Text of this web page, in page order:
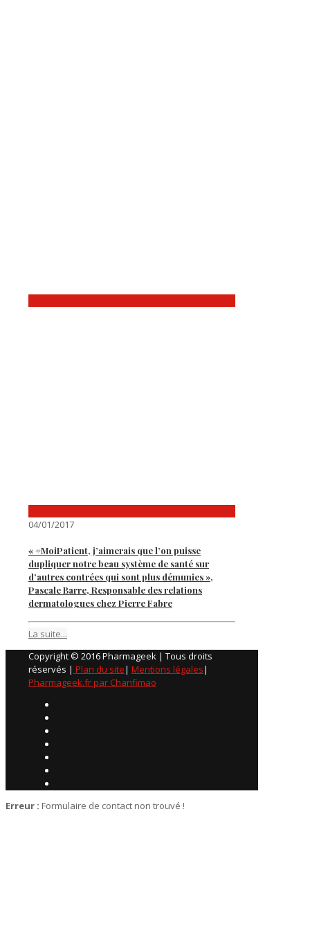
04/01/2017
« #MoiPatient, j’aimerais que l’on puisse
dupliquer notre beau système de santé sur
d’autres contrées qui sont plus démunies »,
Pascale Barre, Responsable des relations
dermatologues chez Pierre Fabre
La suite...
Copyright © 2016 Pharmageek | Tous droits
réservés | Plan du site| Mentions légales|
Pharmageek.fr par Chanfimao
Erreur : Formulaire de contact non trouvé !